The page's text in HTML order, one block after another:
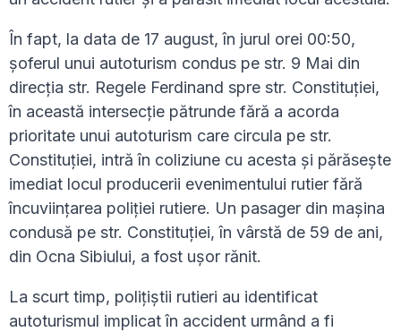
În fapt, la data de 17 august, în jurul orei 00:50,
șoferul unui autoturism condus pe str. 9 Mai din
direcția str. Regele Ferdinand spre str. Constituției,
în această intersecție pătrunde fără a acorda
prioritate unui autoturism care circula pe str.
Constituției, intră în coliziune cu acesta și părăsește
imediat locul producerii evenimentului rutier fără
încuviințarea poliției rutiere. Un pasager din mașina
condusă pe str. Constituției, în vârstă de 59 de ani,
din Ocna Sibiului, a fost ușor rănit.
La scurt timp, polițiștii rutieri au identificat
autoturismul implicat în accident urmând a fi